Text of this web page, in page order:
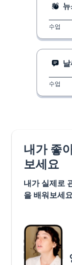
수업
수업
내가 좋
보세요
내가 실제로
을 배워보세